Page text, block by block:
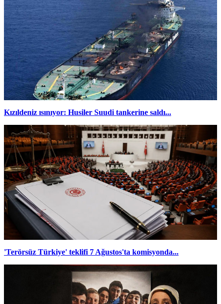
Kızıldeniz ısınıyor: Husiler Suudi tankerine saldı...
'Terörsüz Türkiye' teklifi 7 Ağustos'ta komisyonda...